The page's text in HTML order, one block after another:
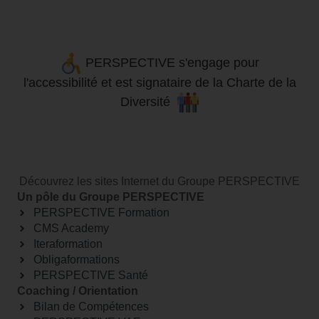
PERSPECTIVE s'engage pour
l'accessibilité et est signataire de la Charte de la
Diversité
Découvrez les sites Internet du Groupe PERSPECTIVE
Un pôle du Groupe PERSPECTIVE
PERSPECTIVE Formation
CMS Academy
Iteraformation
Obligaformations
PERSPECTIVE Santé
Coaching / Orientation
Bilan de Compétences